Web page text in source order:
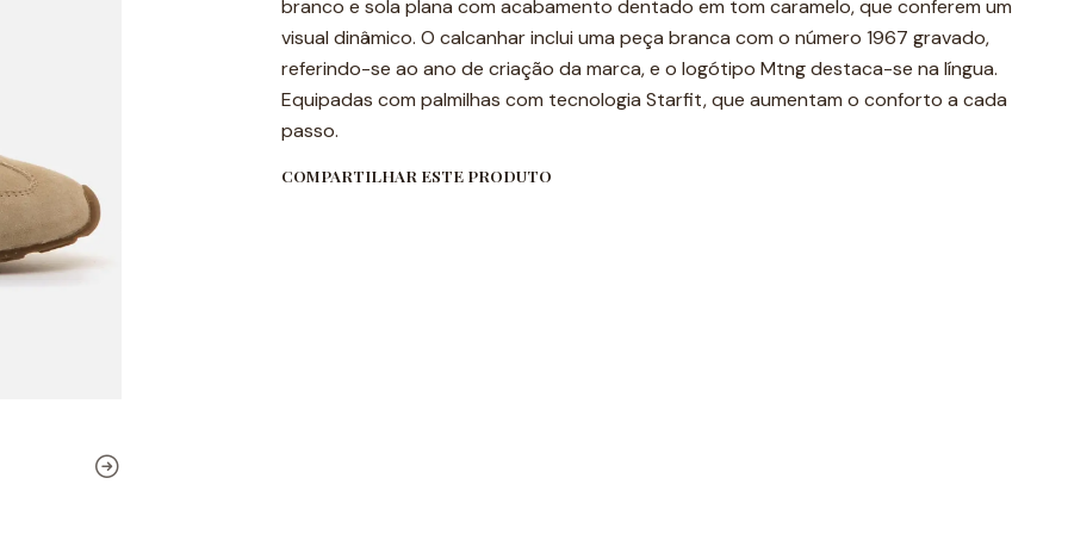
branco e sola plana com acabamento dentado em tom caramelo, que conferem um
visual dinâmico. O calcanhar inclui uma peça branca com o número 1967 gravado,
referindo-se ao ano de criação da marca, e o logótipo Mtng destaca-se na língua.
Equipadas com palmilhas com tecnologia Starfit, que aumentam o conforto a cada
passo.
COMPARTILHAR ESTE PRODUTO